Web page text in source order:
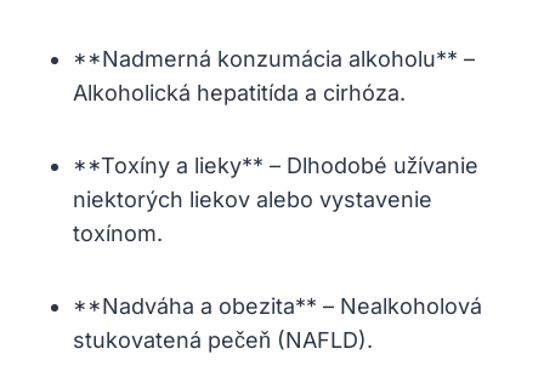
**Nadmerná konzumácia alkoholu** –
Alkoholická hepatitída a cirhóza.
**Toxíny a lieky** – Dlhodobé užívanie
niektorých liekov alebo vystavenie
toxínom.
**Nadváha a obezita** – Nealkoholová
stukovatená pečeň (NAFLD).